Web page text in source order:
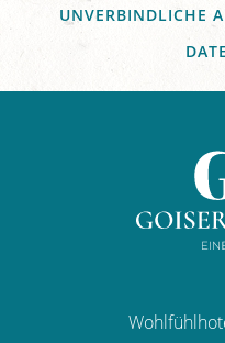
UNVERBINDLICHE